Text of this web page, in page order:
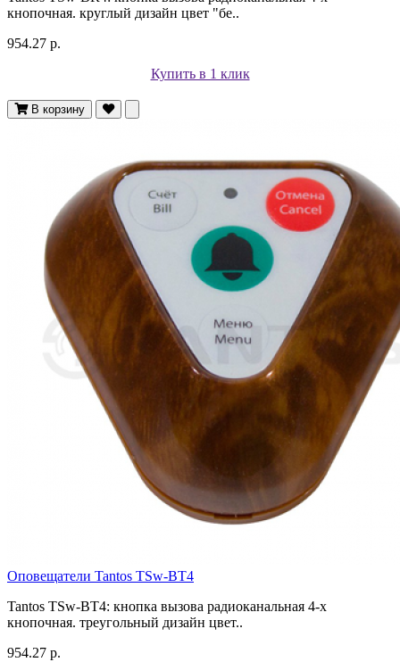
кнопочная. круглый дизайн цвет "бе..
954.27 р.
Купить в 1 клик
В корзину
Оповещатели Tantos TSw-BT4
Tantos TSw-BT4: кнопка вызова радиоканальная 4-х
кнопочная. треугольный дизайн цвет..
954.27 р.